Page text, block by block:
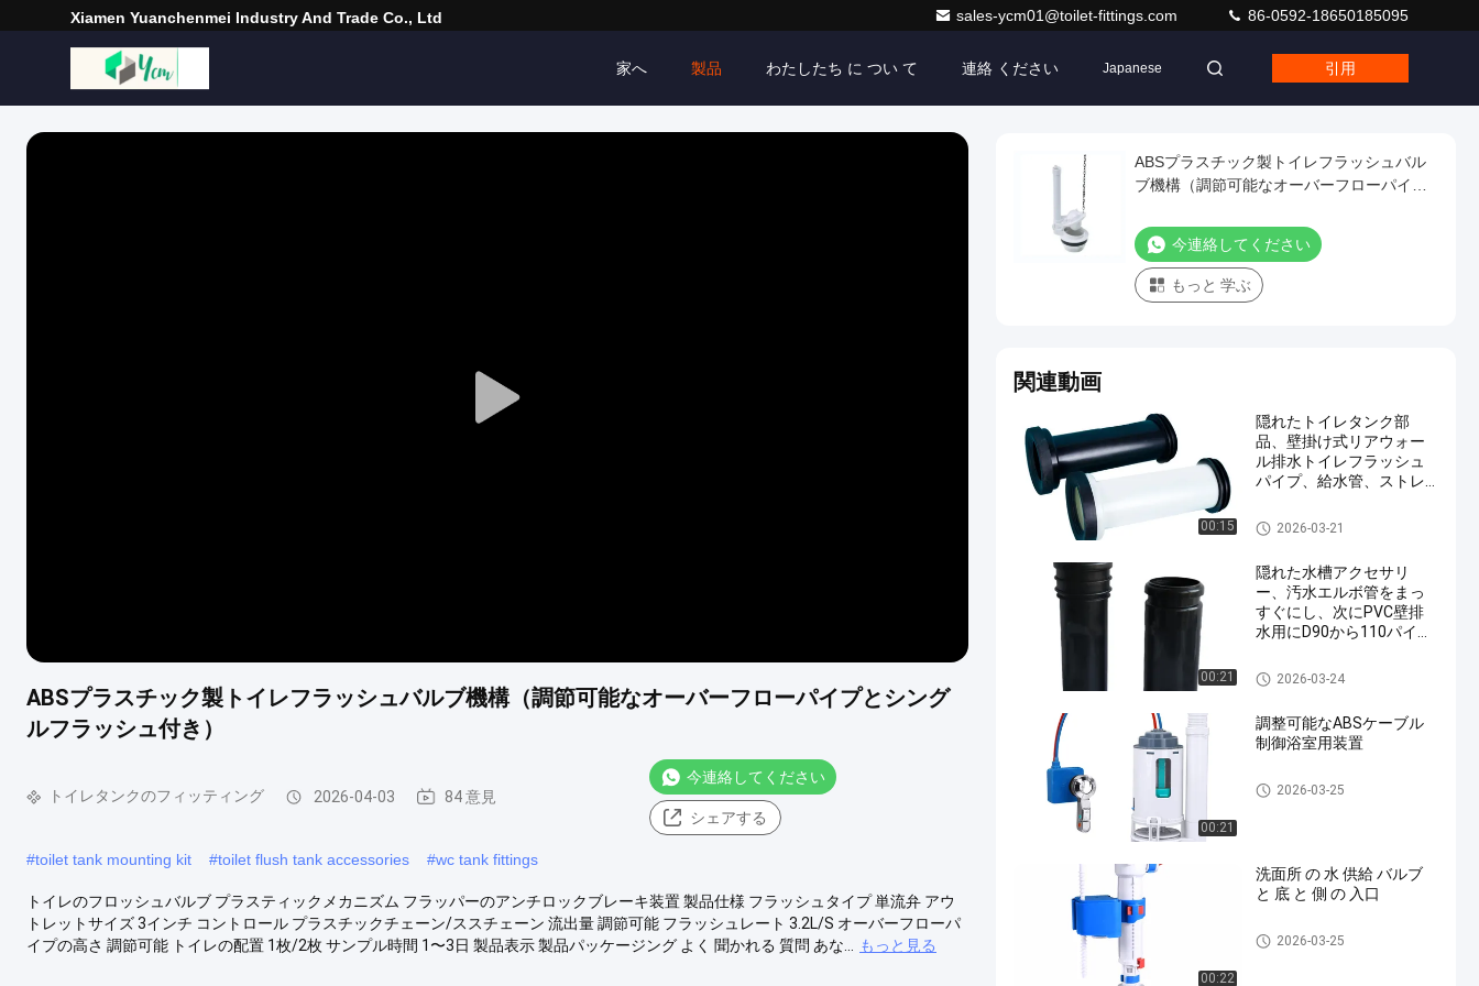
Xiamen Yuanchenmei Industry And Trade Co., Ltd sales-ycm01@toilet-fittings.com 86-0592-18650185095
家へ 製品 わたしたち に つい て 連絡 ください Japanese 引用
Play
ABSプラスチック製トイレフラッシュバルブ機構（調節可能なオーバーフローパイプとシング
ルフラッシュ付き）
トイレタンクのフィッティング 2026-04-03 84 意見
今連絡してください
シェアする
#toilet tank mounting kit #toilet flush tank accessories #wc tank fittings
トイレのフロッシュバルブ プラスティックメカニズム フラッパーのアンチロックブレーキ装置 製品仕様 フラッシュタイプ 単流弁 アウ
トレットサイズ 3インチ コントロール プラスチックチェーン/ススチェーン 流出量 調節可能 フラッシュレート 3.2L/S オーバーフローパ
イプの高さ 調節可能 トイレの配置 1枚/2枚 サンプル時間 1〜3日 製品表示 製品パッケージング よく 聞かれる 質問 あな...
もっと見る
ABSプラスチック製トイレフラッシュバル
ブ機構（調節可能なオーバーフローパイプ
今連絡してください
もっと 学ぶ
関連動画
00:15
隠れたトイレタンク部
品、壁掛け式リアウォー
ル排水トイレフラッシュ
パイプ、給水管、ストレ
トイレタンクのフィッティン
グ
2026-03-21
00:21
隠れた水槽アクセサリ
ー、汚水エルボ管をまっ
すぐにし、次にPVC壁排
水用にD90から110パイプ
HDPEパイプを使用しまし
た。
トイレタンクのフィッティン
グ
2026-03-24
00:21
調整可能なABSケーブル
制御浴室用装置
トイレタンクのフィッティン
グ
2026-03-25
00:22
洗面所 の 水 供給 バルブ
と 底 と 側 の 入口
トイレタンクのフィッティン
グ
2026-03-25